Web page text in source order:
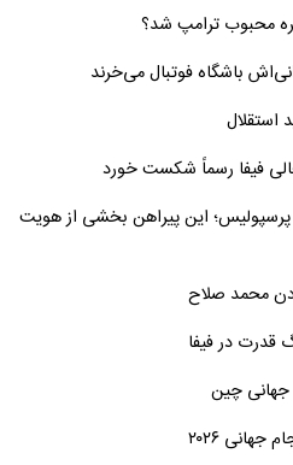
محبوب ترامپ شد؟
باشگاه فوتبال می‌خرند
فیفا رسماً شکست خورد
پرسپولیس؛ این پیراهن بخشی از هویت
محمد صلاح
قدرت در فیفا
جهانی چین
۲۰۲۶